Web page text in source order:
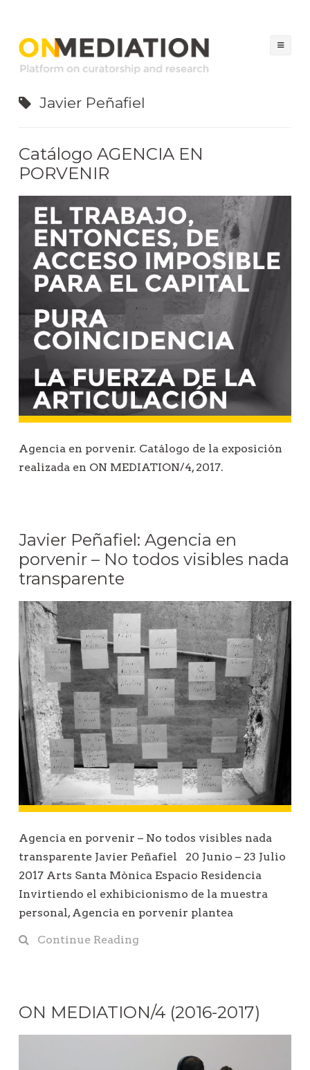
Javier Peñafiel
Catálogo AGENCIA EN
PORVENIR
Agencia en porvenir. Catálogo de la exposición
realizada en ON MEDIATION/4, 2017.
Javier Peñafiel: Agencia en
porvenir – No todos visibles nada
transparente
Agencia en porvenir – No todos visibles nada
transparente Javier Peñafiel 20 Junio – 23 Julio
2017 Arts Santa Mònica Espacio Residencia
Invirtiendo el exhibicionismo de la muestra
personal, Agencia en porvenir plantea
Continue Reading
ON MEDIATION/4 (2016-2017)